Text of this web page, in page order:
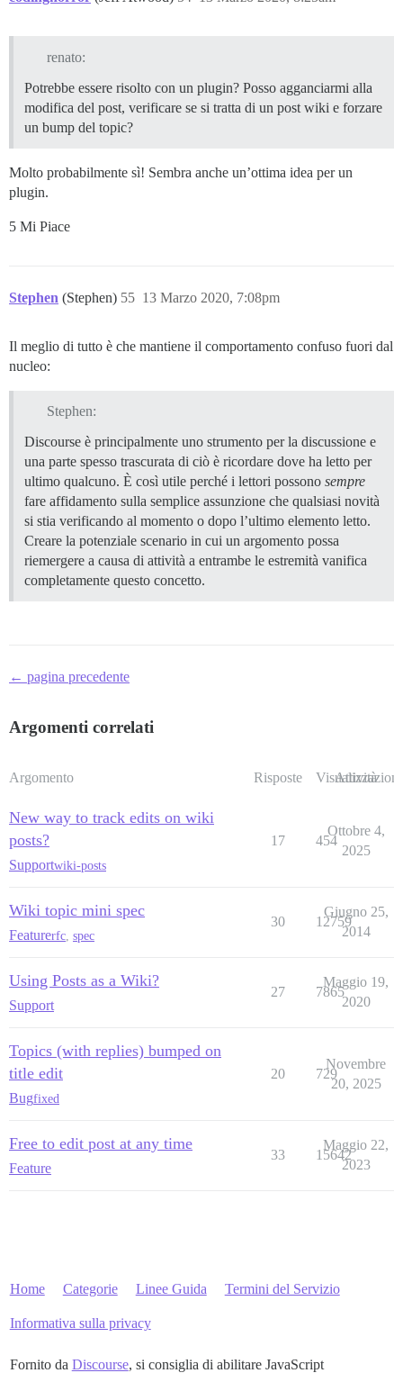
renato:
Potrebbe essere risolto con un plugin? Posso agganciarmi alla
modifica del post, verificare se si tratta di un post wiki e forzare
un bump del topic?
Molto probabilmente sì! Sembra anche un’ottima idea per un
plugin.
5 Mi Piace
Stephen (Stephen) 13 Marzo 2020, 7:08pm
55
Il meglio di tutto è che mantiene il comportamento confuso fuori dal
nucleo:
Stephen:
Discourse è principalmente uno strumento per la discussione e
una parte spesso trascurata di ciò è ricordare dove ha letto per
ultimo qualcuno. È così utile perché i lettori possono sempre
fare affidamento sulla semplice assunzione che qualsiasi novità
si stia verificando al momento o dopo l’ultimo elemento letto.
Creare la potenziale scenario in cui un argomento possa
riemergere a causa di attività a entrambe le estremità vanifica
completamente questo concetto.
← pagina precedente
Argomenti correlati
Argomento Risposte Visualizzazioni
Attività
New way to track edits on wiki
posts?
Supportwiki-posts
17 454
Ottobre 4,
2025
Wiki topic mini spec
Featurerfc spec
30 12759
Giugno 25,
2014
Using Posts as a Wiki?
Support
27 7865
Maggio 19,
2020
Topics (with replies) bumped on
title edit
Bugfixed
20 729
Novembre
20, 2025
Free to edit post at any time
Feature
33 15642
Maggio 22,
2023
Home Categorie Linee Guida Termini del Servizio
Informativa sulla privacy
Fornito da Discourse, si consiglia di abilitare JavaScript